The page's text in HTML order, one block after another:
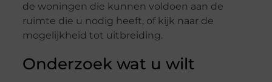
de woningen die kunnen voldoen aan de
ruimte die u nodig heeft, of kijk naar de
mogelijkheid tot uitbreiding.
Onderzoek wat u wilt